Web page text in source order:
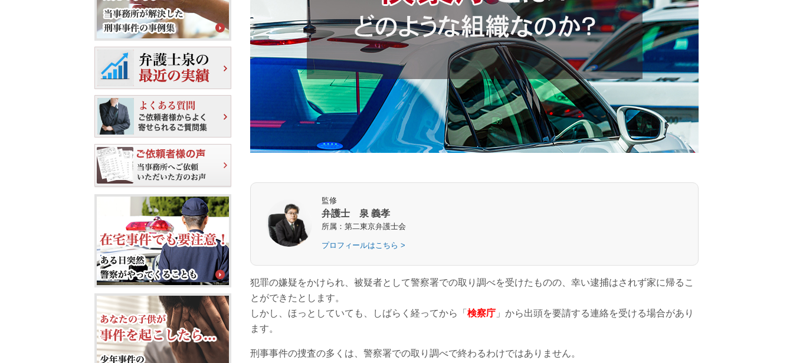
監修
弁護士 泉 義孝
所属：第二東京弁護士会
プロフィールはこちら >
犯罪の嫌疑をかけられ、被疑者として警察署での取り調べを受けたものの、幸い逮捕はされず家に帰るこ
とができたとします。
しかし、ほっとしていても、しばらく経ってから「 検察庁 」から出頭を要請する連絡を受ける場合があり
ます。
刑事事件の捜査の多くは、警察署での取り調べで終わるわけではありません。